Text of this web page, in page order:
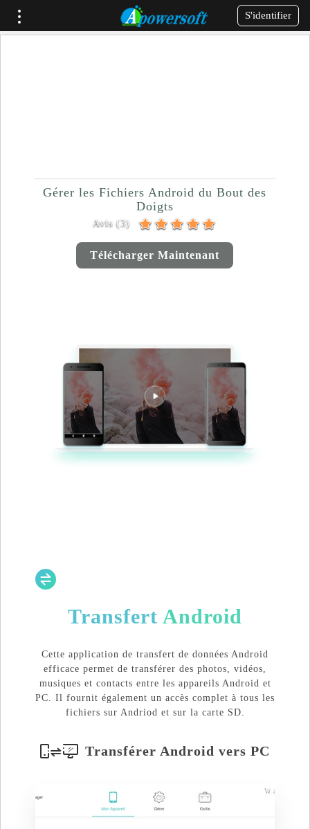
S'identifier
Gérer les Fichiers Android du Bout des
Doigts
Avis (3)
Télécharger Maintenant
Transfert Android
Cette application de transfert de données Android
efficace permet de transférer des photos, vidéos,
musiques et contacts entre les appareils Android et
PC. Il fournit également un accès complet à tous les
fichiers sur Andriod et sur la carte SD.
Transférer Android vers PC